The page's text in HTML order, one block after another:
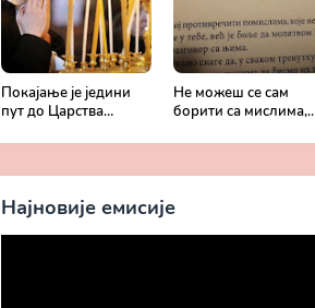
Покајање је једини
пут до Царства
живот у свету без
Не можеш се сам
борити са мислима,
Бога -
Најновије емисије